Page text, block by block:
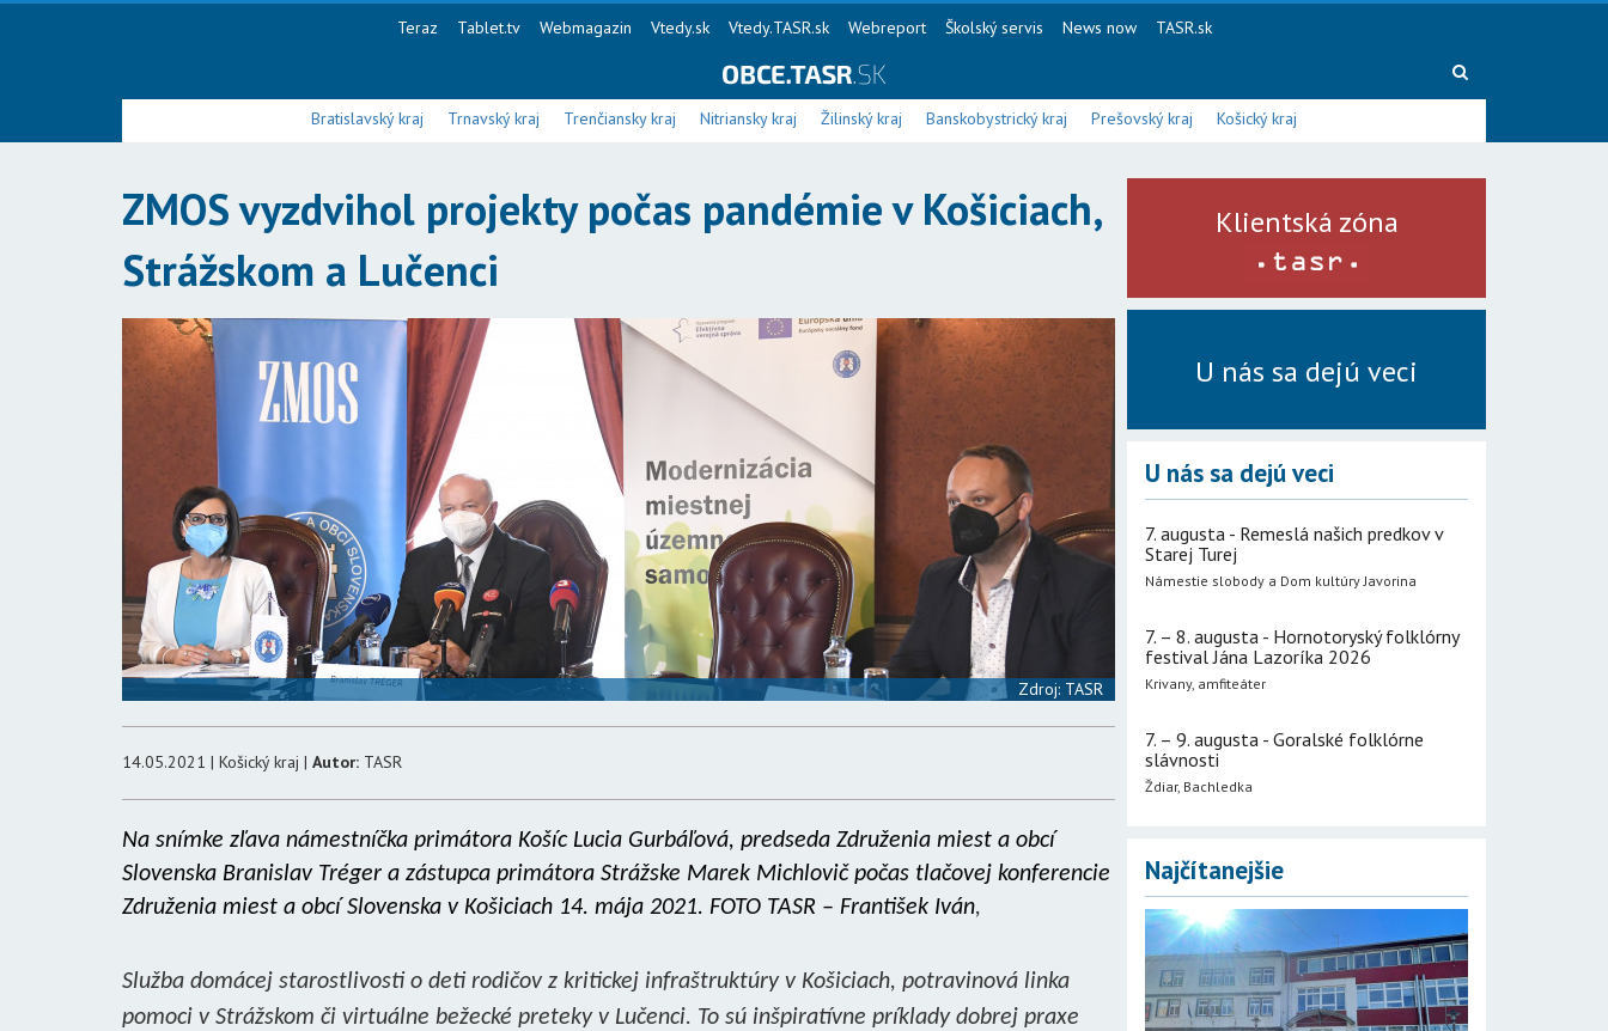
Teraz Tablet.tv Webmagazin Vtedy.sk Vtedy.TASR.sk Webreport Školský servis News now TASR.sk
Bratislavský kraj Trnavský kraj Trenčiansky kraj Nitriansky kraj Žilinský kraj Banskobystrický kraj Prešovský kraj Košický kraj
ZMOS vyzdvihol projekty počas pandémie v Košiciach,
Strážskom a Lučenci
Zdroj: TASR
14.05.2021 | Košický kraj | Autor: TASR
Na snímke zľava námestníčka primátora Košíc Lucia Gurbáľová, predseda Združenia miest a obcí
Slovenska Branislav Tréger a zástupca primátora Strážske Marek Michlovič počas tlačovej konferencie
Združenia miest a obcí Slovenska v Košiciach 14. mája 2021. FOTO TASR – František Iván,
Služba domácej starostlivosti o deti rodičov z kritickej infraštruktúry v Košiciach, potravinová linka
pomoci v Strážskom či virtuálne bežecké preteky v Lučenci. To sú inšpiratívne príklady dobrej praxe
Klientská zóna
U nás sa dejú veci
U nás sa dejú veci
7. augusta - Remeslá našich predkov v
Starej Turej
Námestie slobody a Dom kultúry Javorina
7. – 8. augusta - Hornotoryský folklórny
festival Jána Lazoríka 2026
Krivany, amfiteáter
7. – 9. augusta - Goralské folklórne
slávnosti
Ždiar, Bachledka
Najčítanejšie